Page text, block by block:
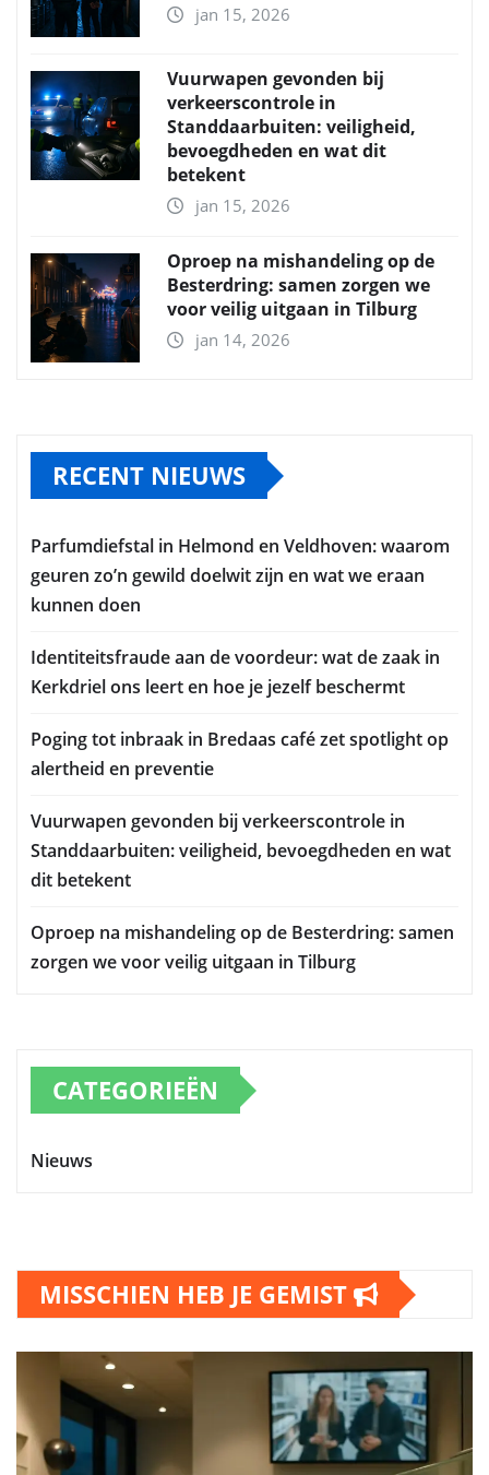
jan 15, 2026
Vuurwapen gevonden bij
verkeerscontrole in
Standdaarbuiten: veiligheid,
bevoegdheden en wat dit
betekent
jan 15, 2026
Oproep na mishandeling op de
Besterdring: samen zorgen we
voor veilig uitgaan in Tilburg
jan 14, 2026
RECENT NIEUWS
Parfumdiefstal in Helmond en Veldhoven: waarom
geuren zo’n gewild doelwit zijn en wat we eraan
kunnen doen
Identiteitsfraude aan de voordeur: wat de zaak in
Kerkdriel ons leert en hoe je jezelf beschermt
Poging tot inbraak in Bredaas café zet spotlight op
alertheid en preventie
Vuurwapen gevonden bij verkeerscontrole in
Standdaarbuiten: veiligheid, bevoegdheden en wat
dit betekent
Oproep na mishandeling op de Besterdring: samen
zorgen we voor veilig uitgaan in Tilburg
CATEGORIEËN
Nieuws
MISSCHIEN HEB JE GEMIST